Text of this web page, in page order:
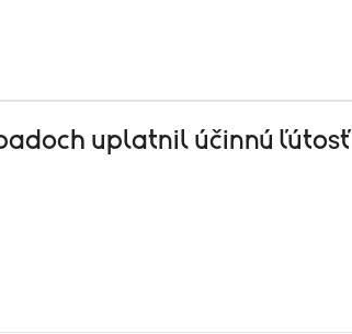
uplatnil účinnú ľútosť